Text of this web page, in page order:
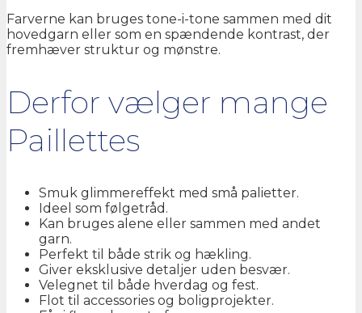
Farverne kan bruges tone-i-tone sammen med dit
hovedgarn eller som en spændende kontrast, der
fremhæver struktur og mønstre.
Derfor vælger mange
Paillettes
Smuk glimmereffekt med små palietter.
Ideel som følgetråd.
Kan bruges alene eller sammen med andet
garn.
Perfekt til både strik og hækling.
Giver eksklusive detaljer uden besvær.
Velegnet til både hverdag og fest.
Flot til accessories og boligprojekter.